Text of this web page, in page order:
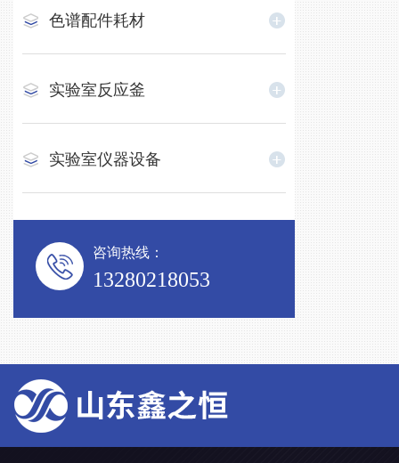
色谱配件耗材
实验室反应釜
实验室仪器设备
咨询热线：
13280218053